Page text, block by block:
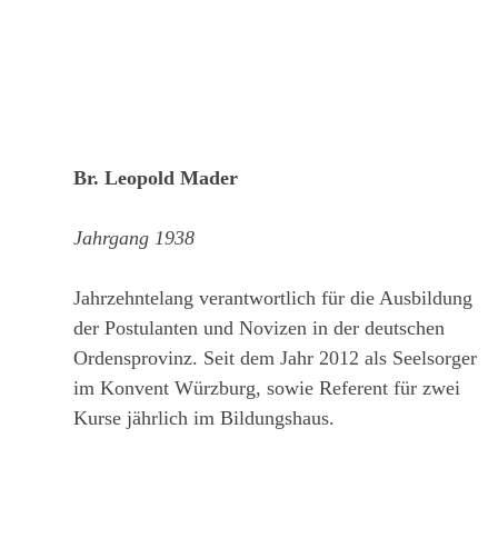
Br. Leopold Mader
Jahrgang 1938
Jahrzehntelang verantwortlich für die Ausbildung
der Postulanten und Novizen in der deutschen
Ordensprovinz. Seit dem Jahr 2012 als Seelsorger
im Konvent Würzburg, sowie Referent für zwei
Kurse jährlich im Bildungshaus.